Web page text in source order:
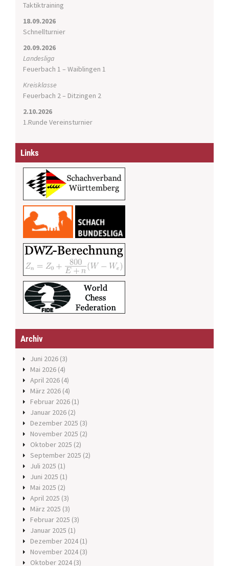
Taktiktraining
18.09.2026
Schnellturnier
20.09.2026
Landesliga
Feuerbach 1 – Waiblingen 1
Kreisklasse
Feuerbach 2 – Ditzingen 2
2.10.2026
1.Runde Vereinsturnier
Links
Archiv
Juni 2026 (3)
Mai 2026 (4)
April 2026 (4)
März 2026 (4)
Februar 2026 (1)
Januar 2026 (2)
Dezember 2025 (3)
November 2025 (2)
Oktober 2025 (2)
September 2025 (2)
Juli 2025 (1)
Juni 2025 (1)
Mai 2025 (2)
April 2025 (3)
März 2025 (3)
Februar 2025 (3)
Januar 2025 (1)
Dezember 2024 (1)
November 2024 (3)
Oktober 2024 (3)